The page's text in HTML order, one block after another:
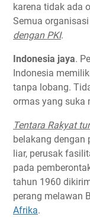
karena tidak ada
Semua
dengan PKI.
Indonesia jaya.
Indonesia
tanpa lobang.
ormas yang suka
Tentara Rakyat
belakang dengan
liar, perusak
pada
tahun 1960
perang melawan
Afrika.